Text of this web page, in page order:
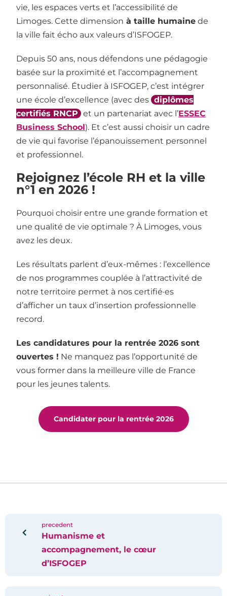
vie, les espaces verts et l’accessibilité de
Limoges. Cette dimension à taille humaine de
la ville fait écho aux valeurs d’ISFOGEP.
Depuis 50 ans, nous défendons une pédagogie
basée sur la proximité et l’accompagnement
personnalisé. Étudier à ISFOGEP, c’est intégrer
une école d’excellence (avec des diplômes
certifiés RNCP et un partenariat avec l’ESSEC
Business School). Et c’est aussi choisir un cadre
de vie qui favorise l’épanouissement personnel
et professionnel.
Rejoignez l’école RH et la ville
n°1 en 2026 !
Pourquoi choisir entre une grande formation et
une qualité de vie optimale ? À Limoges, vous
avez les deux.
Les résultats parlent d’eux-mêmes : l’excellence
de nos programmes couplée à l’attractivité de
notre territoire permet à nos certifié·es
d’afficher un taux d’insertion professionnelle
record.
Les candidatures pour la rentrée 2026 sont
ouvertes ! Ne manquez pas l’opportunité de
vous former dans la meilleure ville de France
pour les jeunes talents.
Candidater pour la rentrée 2026
precedent
Humanisme et
accompagnement, le cœur
d’ISFOGEP